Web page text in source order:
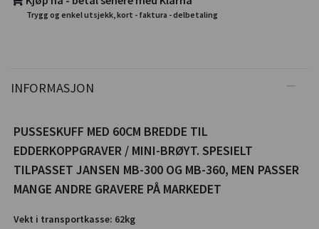
Trygg og enkel utsjekk, kort - faktura - delbetaling
INFORMASJON
PUSSESKUFF MED 60CM BREDDE TIL
EDDERKOPPGRAVER / MINI-BRØYT. SPESIELT
TILPASSET JANSEN MB-300 OG MB-360, MEN PASSER
MANGE ANDRE GRAVERE PÅ MARKEDET
Vekt i transportkasse: 62kg